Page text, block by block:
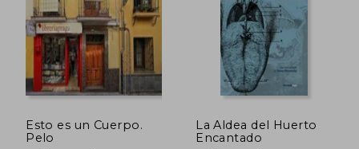
55% S/ 234,20 55%
Esto es un Cuerpo.
Pelo
La Aldea del Huerto
Encantado